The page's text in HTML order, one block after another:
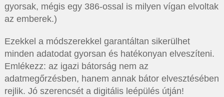
gyorsak, mégis egy 386-ossal is milyen vígan elvoltak
az emberek.)
Ezekkel a módszerekkel garantáltan sikerülhet
minden adatodat gyorsan és hatékonyan elveszíteni.
Emlékezz: az igazi bátorság nem az
adatmegőrzésben, hanem annak bátor elvesztésében
rejlik. Jó szerencsét a digitális leépülés útján!